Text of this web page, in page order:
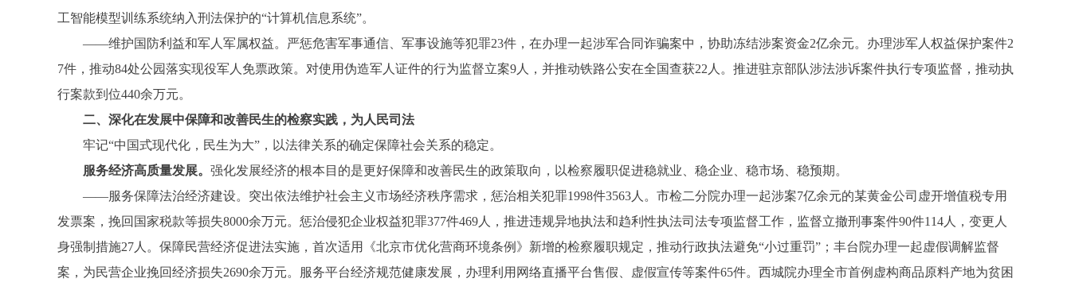
工智能模型训练系统纳入刑法保护的“计算机信息系统”。
——维护国防利益和军人军属权益。严惩危害军事通信、军事设施等犯罪23件，在办理一起涉军合同诈骗案中，协助冻结涉案资金2亿余元。办理涉军人权益保护案件2
7件，推动84处公园落实现役军人免票政策。对使用伪造军人证件的行为监督立案9人，并推动铁路公安在全国查获22人。推进驻京部队涉法涉诉案件执行专项监督，推动执
行案款到位440余万元。
二、深化在发展中保障和改善民生的检察实践，为人民司法
牢记“中国式现代化，民生为大”，以法律关系的确定保障社会关系的稳定。
服务经济高质量发展。 强化发展经济的根本目的是更好保障和改善民生的政策取向，以检察履职促进稳就业、稳企业、稳市场、稳预期。
——服务保障法治经济建设。突出依法维护社会主义市场经济秩序需求，惩治相关犯罪1998件3563人。市检二分院办理一起涉案7亿余元的某黄金公司虚开增值税专用
发票案，挽回国家税款等损失8000余万元。惩治侵犯企业权益犯罪377件469人，推进违规异地执法和趋利性执法司法专项监督工作，监督立撤刑事案件90件114人，变更人
身强制措施27人。保障民营经济促进法实施，首次适用《北京市优化营商环境条例》新增的检察履职规定，推动行政执法避免“小过重罚”；丰台院办理一起虚假调解监督
案，为民营企业挽回经济损失2690余万元。服务平台经济规范健康发展，办理利用网络直播平台售假、虚假宣传等案件65件。西城院办理全市首例虚构商品原料产地为贫困